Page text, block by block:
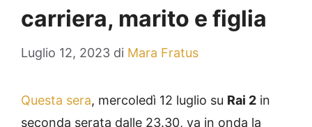
carriera, marito e figlia
Luglio 12, 2023 di Mara Fratus
Questa sera, mercoledì 12 luglio su Rai 2 in
seconda serata dalle 23.30, va in onda la